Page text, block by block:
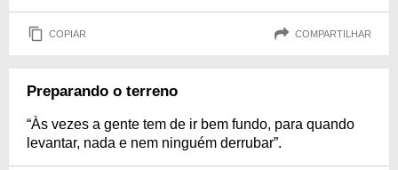
COPIAR COMPARTILHAR
Preparando o terreno
“Às vezes a gente tem de ir bem fundo, para quando
levantar, nada e nem ninguém derrubar”.